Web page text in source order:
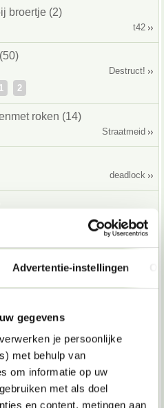
Advertentie-instellingen
gegevens
verwerken je persoonlijke
met behulp van
om informatie op uw
met als doel
en content, metingen aan
broertje (2)
t42
Destruct!
1
2
roken (14)
Straatmeid
deadlock
Anot
(2)
4 personen (2)